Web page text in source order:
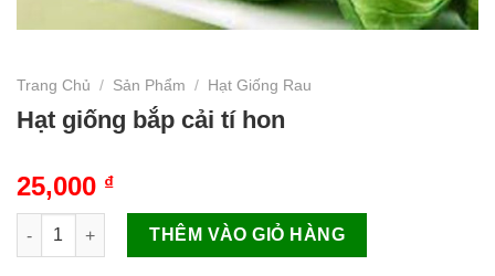
Trang Chủ / Sản Phẩm / Hạt Giống Rau
Hạt giống bắp cải tí hon
25,000 ₫
Hạt giống bắp cải tí hon số lượng
THÊM VÀO GIỎ HÀNG